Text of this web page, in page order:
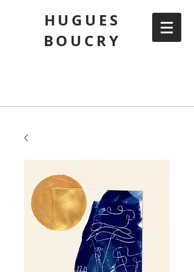
HUGUES
BOUCRY